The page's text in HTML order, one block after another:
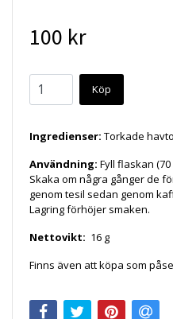
100 kr
Köp
Ingredienser: Torkade
Användning: Fyll flaskan
Skaka om några gånger de
genom tesil sedan genom
Lagring förhöjer smaken.
Nettovikt: 16 g
Finns även att köpa som